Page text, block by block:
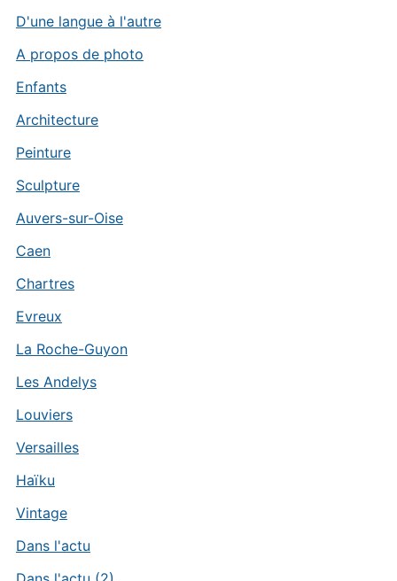
D'une langue à l'autre
A propos de photo
Enfants
Architecture
Peinture
Sculpture
Auvers-sur-Oise
Caen
Chartres
Evreux
La Roche-Guyon
Les Andelys
Louviers
Versailles
Haïku
Vintage
Dans l'actu